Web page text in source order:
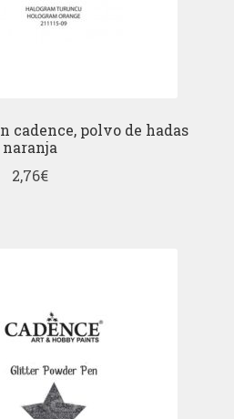
cadence, polvo de hadas
naranja
2,76€